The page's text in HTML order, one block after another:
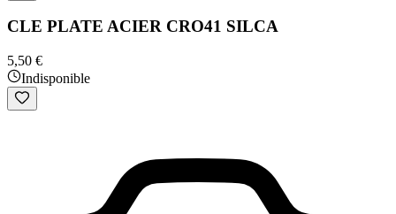
CLE PLATE ACIER CRO41 SILCA
5,50 €
Indisponible